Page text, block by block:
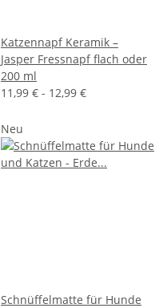
Katzennapf Keramik –
Jasper Fressnapf flach oder
200 ml
11,99 € - 12,99 €
Neu
Schnüffelmatte für Hunde